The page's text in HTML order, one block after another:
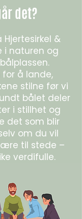
det?
&
i naturen og
for å lande,
stilne før vi
bålet deler
i stillhet og
det som blir
om du vil
til stede –
verdifulle.